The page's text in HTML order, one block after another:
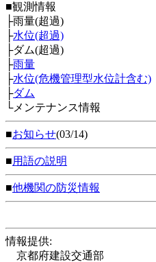
■観測情報
├雨量(超過)
├水位(超過)
├ダム(超過)
├雨量
├水位(危機管理型水位計含む)
├ダム
└メンテナンス情報
■お知らせ(03/14)
■用語の説明
■他機関の防災情報
情報提供:
京都府建設交通部